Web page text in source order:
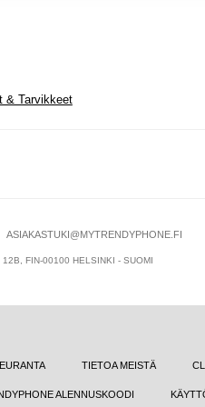
& Tarvikkeet
ASIAKASTUKI@MYTRENDYPHONE.FI
FIN-00100 HELSINKI - SUOMI
TIETOA MEISTÄ
ALENNUSKOODI